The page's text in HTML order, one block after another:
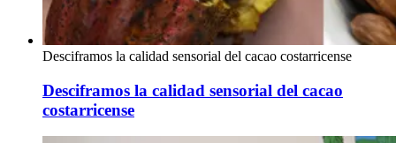
Desciframos la calidad sensorial del cacao costarricense
Desciframos la calidad sensorial del cacao
costarricense